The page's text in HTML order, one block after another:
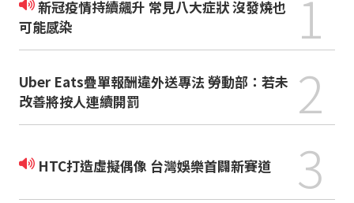
新冠疫情持續飆升 常見八大症狀 沒發燒也
可能感染
1
Uber Eats疊單報酬違外送專法 勞動部：若未
改善將按人連續開罰
2
HTC打造虛擬偶像 台灣娛樂首闢新賽道 3